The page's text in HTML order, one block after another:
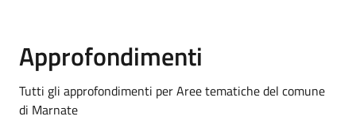
Approfondimenti
Tutti gli approfondimenti per Aree tematiche del comune
di Marnate